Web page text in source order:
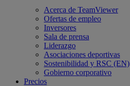
Acerca de TeamViewer
Ofertas de empleo
Inversores
Sala de prensa
Liderazgo
Asociaciones deportivas
Sostenibilidad y RSC (EN)
Gobierno corporativo
Precios